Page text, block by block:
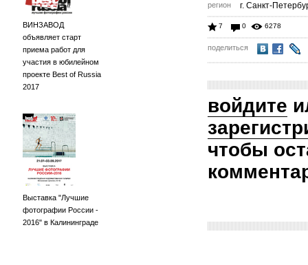
ВИНЗАВОД
объявляет старт
приема работ для
участия в юбилейном
проекте Best of Russia
2017
Выставка "Лучшие
фотографии России -
2016" в Калининграде
регион г. Санкт-
7 0 6278
поделиться
войдите
чтобы